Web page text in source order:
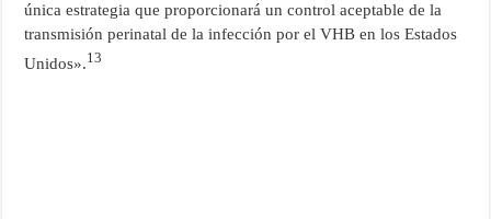
única estrategia que proporcionará un control aceptable de la
transmisión perinatal de la infección por el VHB en los Estados
Unidos».13